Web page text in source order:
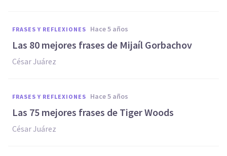
FRASES Y REFLEXIONES hace 5 años
Las 80 mejores frases de Mijaíl Gorbachov
César Juárez
FRASES Y REFLEXIONES hace 5 años
Las 75 mejores frases de Tiger Woods
César Juárez